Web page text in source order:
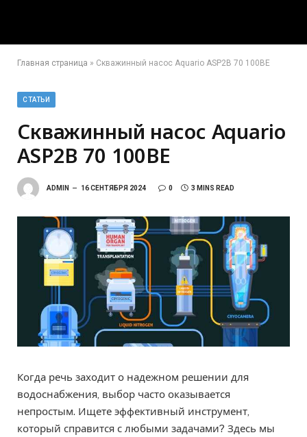
Главная страница » Скважинный насос Aquario ASP2B 70 100BE
СТАТЬИ
Скважинный насос Aquario
ASP2B 70 100BE
ADMIN 16 СЕНТЯБРЯ 2024 0 3 MINS READ
Когда речь заходит о надежном решении для
водоснабжения, выбор часто оказывается
непростым. Ищете эффективный инструмент,
который справится с любыми задачами? Здесь мы